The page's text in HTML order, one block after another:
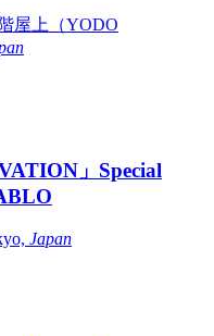
屋上（YODO
」Special
Japan